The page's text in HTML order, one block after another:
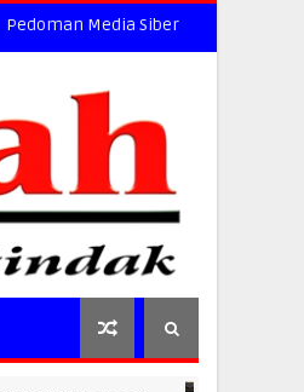
Pedoman Media Siber